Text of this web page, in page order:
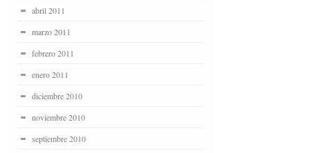
abril 2011
marzo 2011
febrero 2011
enero 2011
diciembre 2010
noviembre 2010
septiembre 2010